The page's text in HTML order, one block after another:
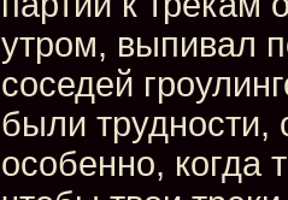
утром, выпивал
соседей
были трудности,
особенно, когда